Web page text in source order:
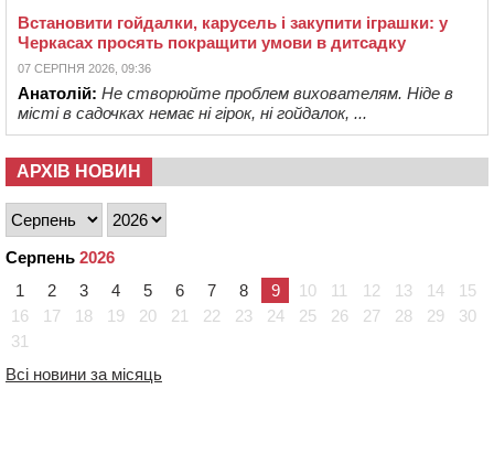
Встановити гойдалки, карусель і закупити іграшки: у
Черкасах просять покращити умови в дитсадку
07 СЕРПНЯ 2026, 09:36
Анатолій: Не створюйте проблем вихователям. Ніде в
місті в садочках немає ні гірок, ні гойдалок, ...
АРХІВ НОВИН
Серпень 2026
1
2 3 4 5 6 7 8 9 10 11 12 13 14
15
16
17 18 19 20 21 22 23 24 25 26 27 28 29
30
31
Всі новини за місяць